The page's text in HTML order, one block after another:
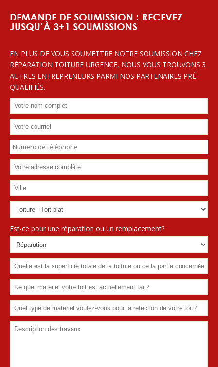
DEMANDE DE SOUMISSION : RECEVEZ
JUSQU’À 3+1 SOUMISSIONS
EN PLUS DE VOUS SOUMETTRE NOTRE SOUMISSION CHEZ
RÉPARATION TOITURE URGENCE, NOUS VOUS TROUVONS 3
AUTRES ENTREPRENEURS PARMI NOS PARTENAIRES PRÉ-
QUALIFIÉS.
Est-ce pour une réparation ou un remplacement?